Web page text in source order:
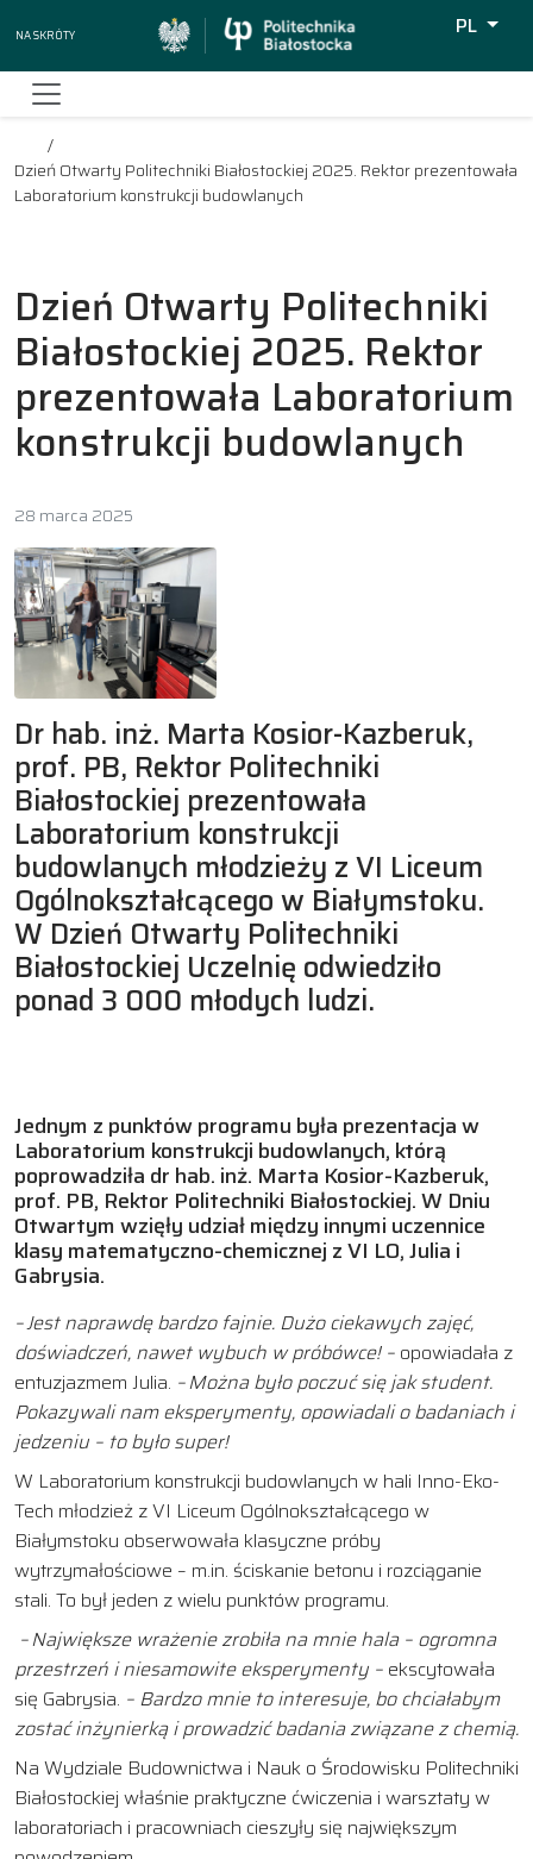
Na skróty
PL
Dzień Otwarty Politechniki Białostockiej 2025. Rektor prezentowała
Laboratorium konstrukcji budowlanych
Dzień Otwarty Politechniki
Białostockiej 2025. Rektor
prezentowała Laboratorium
konstrukcji budowlanych
28 marca 2025
Dr hab. inż. Marta Kosior-Kazberuk,
prof. PB, Rektor Politechniki
Białostockiej prezentowała
Laboratorium konstrukcji
budowlanych młodzieży z VI Liceum
Ogólnokształcącego w Białymstoku.
W Dzień Otwarty Politechniki
Białostockiej Uczelnię odwiedziło
ponad 3 000 młodych ludzi.
Jednym z punktów programu była prezentacja w
Laboratorium konstrukcji budowlanych, którą
poprowadziła dr hab. inż. Marta Kosior-Kazberuk,
prof. PB, Rektor Politechniki Białostockiej. W Dniu
Otwartym wzięły udział między innymi uczennice
klasy matematyczno-chemicznej z VI LO, Julia i
Gabrysia.
– Jest naprawdę bardzo fajnie. Dużo ciekawych zajęć,
doświadczeń, nawet wybuch w próbówce! – opowiadała z
entuzjazmem Julia. – Można było poczuć się jak student.
Pokazywali nam eksperymenty, opowiadali o badaniach i
jedzeniu – to było super!
W Laboratorium konstrukcji budowlanych w hali Inno-Eko-
Tech młodzież z VI Liceum Ogólnokształcącego w
Białymstoku obserwowała klasyczne próby
wytrzymałościowe – m.in. ściskanie betonu i rozciąganie
stali. To był jeden z wielu punktów programu.
– Największe wrażenie zrobiła na mnie hala – ogromna
przestrzeń i niesamowite eksperymenty – ekscytowała
się Gabrysia. – Bardzo mnie to interesuje, bo chciałabym
zostać inżynierką i prowadzić badania związane z chemią.
Na Wydziale Budownictwa i Nauk o Środowisku Politechniki
Białostockiej właśnie praktyczne ćwiczenia i warsztaty w
laboratoriach i pracowniach cieszyły się największym